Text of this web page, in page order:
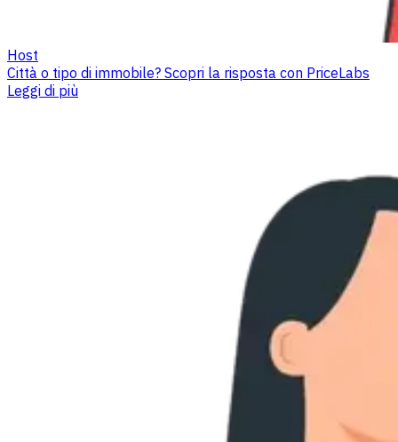
Host
Città o tipo di immobile? Scopri la risposta con PriceLabs
Leggi di più